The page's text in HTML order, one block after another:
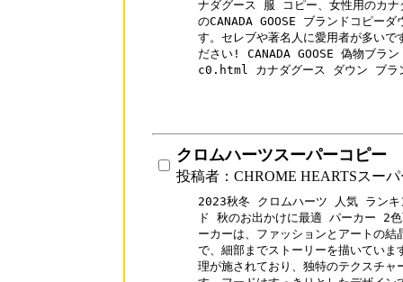
ナダグース 服 コピー、女性用のカ
のCANADA GOOSE ブランドコピー
す。セレブや著名人に愛用者が多いで
ださい! CANADA GOOSE 偽物ブ
c0.html カナダグース ダウン ブラ
クロムハーツスーパーコピー
投稿者：CHROME HEARTSスー
2023秋冬 クロムハーツ 人気 ランキ
ド 秋のお出かけに最適 パーカー 2
ーカーは、ファッションとアートの
で、細部までストーリーを描いていま
理が施されており、独特のテクスチャ